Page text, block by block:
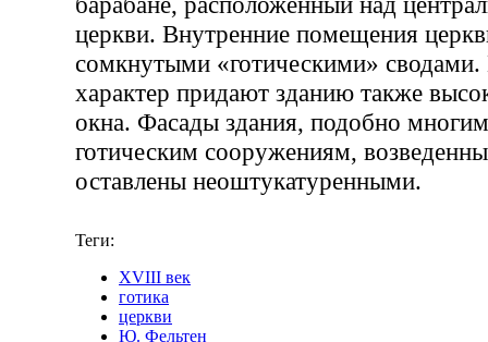
церкви. Внутренние помещения
сомкнутыми «готическими» сводами.
характер придают зданию также
окна. Фасады здания, подобно
готическим сооружениям,
оставлены неоштукатуренными.
Теги:
XVIII век
готика
церкви
Ю. Фельтен